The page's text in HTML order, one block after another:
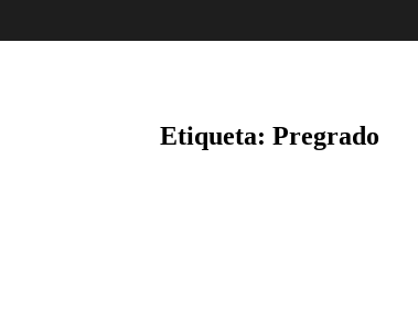
Etiqueta: Pregrado